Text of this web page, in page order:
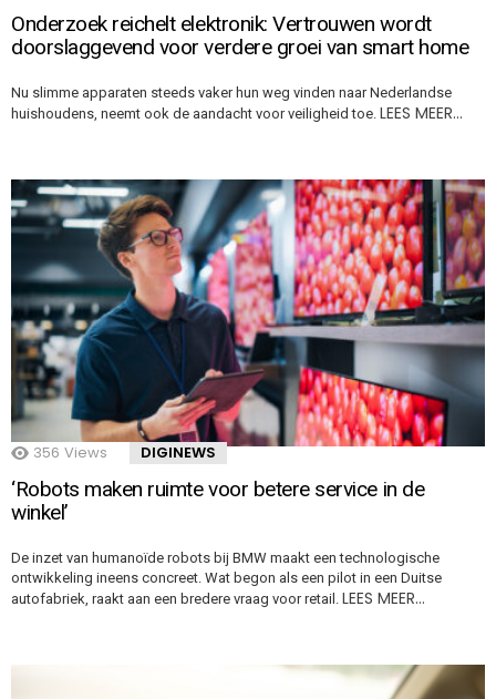
Onderzoek reichelt elektronik: Vertrouwen wordt
doorslaggevend voor verdere groei van smart home
Nu slimme apparaten steeds vaker hun weg vinden naar Nederlandse
huishoudens, neemt ook de aandacht voor veiligheid toe. LEES MEER…
356 Views DIGINEWS
‘Robots maken ruimte voor betere service in de
winkel’
De inzet van humanoïde robots bij BMW maakt een technologische
ontwikkeling ineens concreet. Wat begon als een pilot in een Duitse
autofabriek, raakt aan een bredere vraag voor retail. LEES MEER…